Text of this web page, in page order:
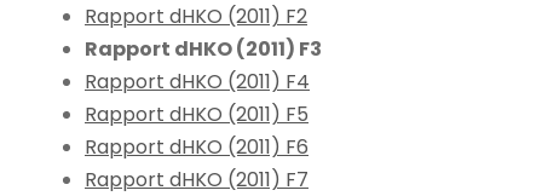
Rapport dHKO (2011) F2
Rapport dHKO (2011) F3
Rapport dHKO (2011) F4
Rapport dHKO (2011) F5
Rapport dHKO (2011) F6
Rapport dHKO (2011) F7